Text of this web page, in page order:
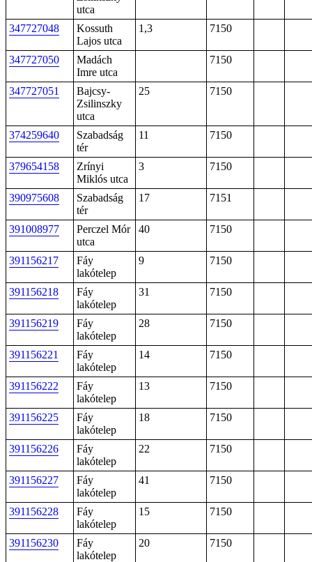
utca
347727048
Kossuth
Lajos utca
1,3 7150
347727050
Madách
Imre utca
7150
347727051
Bajcsy-
Zsilinszky
utca
25 7150
374259640
Szabadság
tér
11 7150
379654158
Zrínyi
Miklós utca
3 7150
390975608
Szabadság
tér
17 7151
391008977
Perczel Mór
utca
40 7150
391156217
Fáy
lakótelep
9 7150
391156218
Fáy
lakótelep
31 7150
391156219
Fáy
lakótelep
28 7150
391156221
Fáy
lakótelep
14 7150
391156222
Fáy
lakótelep
13 7150
391156225
Fáy
lakótelep
18 7150
391156226
Fáy
lakótelep
22 7150
391156227
Fáy
lakótelep
41 7150
391156228
Fáy
lakótelep
15 7150
391156230
Fáy
lakótelep
20 7150